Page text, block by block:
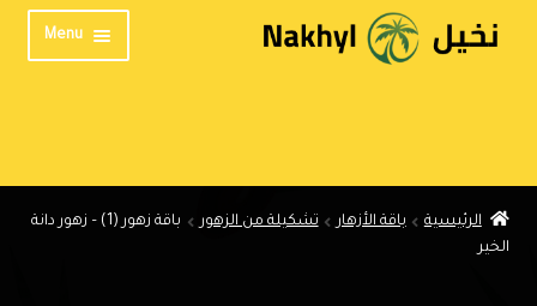
Skip
to
Skip
to
Menu
المنتدى
تواصل معنا
الرئيسية باقة الأزهار تشكيلة من الزهور
باقة زهور (1) – زهور دانة
الخير